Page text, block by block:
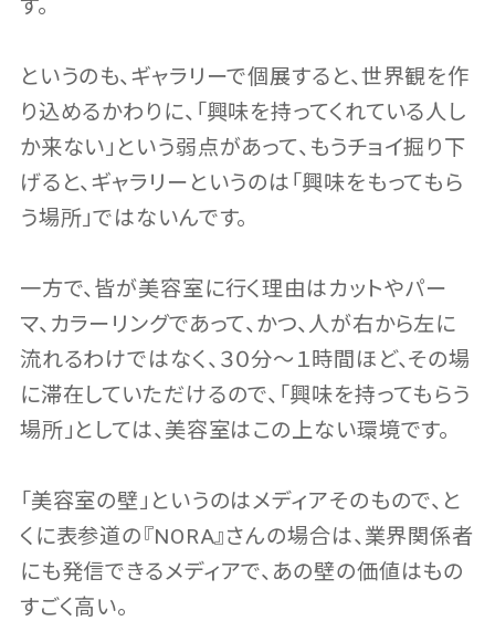
す。
というのも、ギャラリーで個展すると、世界観を作
り込めるかわりに、「興味を持ってくれている人し
か来ない」という弱点があって、もうチョイ掘り下
げると、ギャラリーというのは「興味をもってもら
う場所」ではないんです。
一方で、皆が美容室に行く理由はカットやパー
マ、カラーリングであって、かつ、人が右から左に
流れるわけではなく、３０分～１時間ほど、その場
に滞在していただけるので、「興味を持ってもらう
場所」としては、美容室はこの上ない環境です。
「美容室の壁」というのはメディアそのもので、と
くに表参道の『NORA』さんの場合は、業界関係者
にも発信できるメディアで、あの壁の価値はもの
すごく高い。